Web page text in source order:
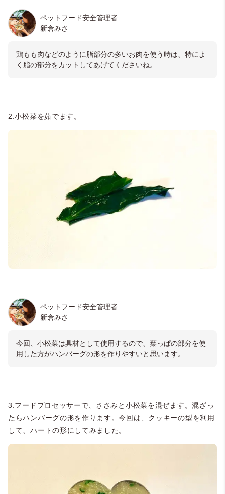
ペットフード安全管理者
新倉みさ
鶏もも肉などのように脂部分の多いお肉を使う時は、特によ
く脂の部分をカットしてあげてくださいね。
2.小松菜を茹でます。
ペットフード安全管理者
新倉みさ
今回、小松菜は具材として使用するので、葉っぱの部分を使
用した方がハンバーグの形を作りやすいと思います。
3.フードプロセッサーで、ささみと小松菜を混ぜます。混ざっ
たらハンバーグの形を作ります。今回は、クッキーの型を利用
して、ハートの形にしてみました。